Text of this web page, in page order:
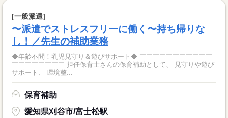
[一般派遣]
〜派遣でストレスフリーに働く〜持ち帰りな
し！／先生の補助業務
◆年齢不問！乳児見守り＆遊びサポート◆ ￣￣￣￣￣￣￣￣￣￣￣
￣￣￣￣￣￣￣￣ 担任保育士さんの保育補助として、 見守りや遊び
サポート、 環境整...
保育補助
愛知県刈谷市/富士松駅